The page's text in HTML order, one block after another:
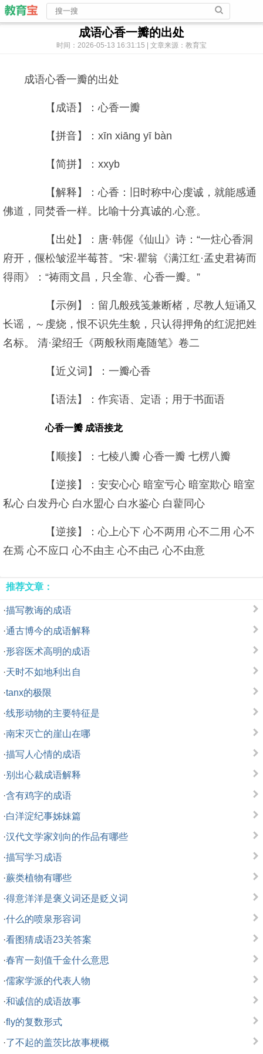
成语心香一瓣的出处
时间：2026-05-13 16:31:15 | 文章来源：教育宝
成语心香一瓣的出处
【成语】：心香一瓣
【拼音】：xīn xiāng yī bàn
【简拼】：xxyb
【解释】：心香：旧时称中心虔诚，就能感通
佛道，同焚香一样。比喻十分真诚的.心意。
【出处】：唐·韩偓《仙山》诗：“一炷心香洞
府开，偃松皱涩半莓苔。”宋·瞿翁《满江红·孟史君祷而
得雨》：“祷雨文昌，只全靠、心香一瓣。”
【示例】：留几般残笺兼断楮，尽教人短诵又
长谣，～虔烧，恨不识先生貌，只认得押角的红泥把姓
名标。 清·梁绍壬《两般秋雨庵随笔》卷二
【近义词】：一瓣心香
【语法】：作宾语、定语；用于书面语
心香一瓣 成语接龙
【顺接】：七棱八瓣 心香一瓣 七楞八瓣
【逆接】：安安心心 暗室亏心 暗室欺心 暗室
私心 白发丹心 白水盟心 白水鉴心 白藋同心
【逆接】：心上心下 心不两用 心不二用 心不
在焉 心不应口 心不由主 心不由己 心不由意
推荐文章：
·描写教诲的成语
·通古博今的成语解释
·形容医术高明的成语
·天时不如地利出自
·tanx的极限
·线形动物的主要特征是
·南宋灭亡的崖山在哪
·描写人心情的成语
·别出心裁成语解释
·含有鸡字的成语
·白洋淀纪事姊妹篇
·汉代文学家刘向的作品有哪些
·描写学习成语
·蕨类植物有哪些
·得意洋洋是褒义词还是贬义词
·什么的喷泉形容词
·看图猜成语23关答案
·春宵一刻值千金什么意思
·儒家学派的代表人物
·和诚信的成语故事
·fly的复数形式
·了不起的盖茨比故事梗概